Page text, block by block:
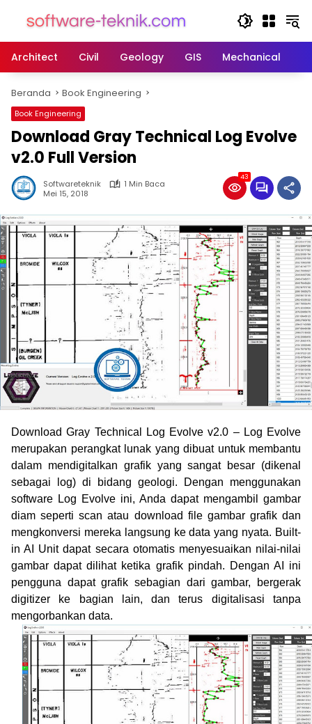
Architect
Civil Geology GIS Mechanical
Beranda Book Engineering
Book Engineering
Download Gray Technical Log Evolve
v2.0 Full Version
Softwareteknik
1 Min Baca
Mei 15, 2018
43
Download Gray Technical Log Evolve v2.0 – Log Evolve
merupakan perangkat lunak yang dibuat untuk membantu
dalam mendigitalkan grafik yang sangat besar (dikenal
sebagai log) di bidang geologi. Dengan menggunakan
software Log Evolve ini, Anda dapat mengambil gambar
diam seperti scan atau download file gambar grafik dan
mengkonversi mereka langsung ke data yang nyata. Built-
in AI Unit dapat secara otomatis menyesuaikan nilai-nilai
gambar dapat dilihat ketika grafik pindah. Dengan AI ini
pengguna dapat grafik sebagian dari gambar, bergerak
digitizer ke bagian lain, dan terus digitalisasi tanpa
mengorbankan data.